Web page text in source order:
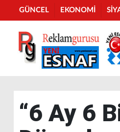
GÜNCEL EKONOMİ
“6 Ay 6